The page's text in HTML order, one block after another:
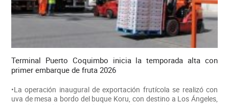
Terminal Puerto Coquimbo inicia la temporada alta con
primer embarque de fruta 2026
•La operación inaugural de exportación frutícola se realizó con
uva de mesa a bordo del buque Koru, con destino a Los Ángeles,